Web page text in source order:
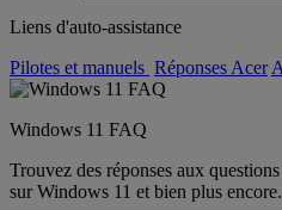
Liens d'auto-assistance
Pilotes et manuels Réponses Acer
Windows 11 FAQ
Trouvez des réponses aux
sur Windows 11 et bien plus encore.